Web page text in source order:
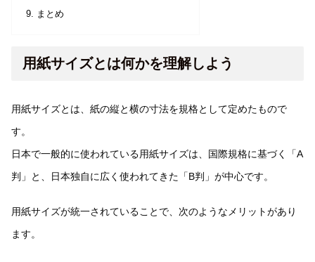
まとめ
用紙サイズとは何かを理解しよう
用紙サイズとは、紙の縦と横の寸法を規格として定めたもので
す。
日本で一般的に使われている用紙サイズは、国際規格に基づく「A
判」と、日本独自に広く使われてきた「B判」が中心です。
用紙サイズが統一されていることで、次のようなメリットがあり
ます。